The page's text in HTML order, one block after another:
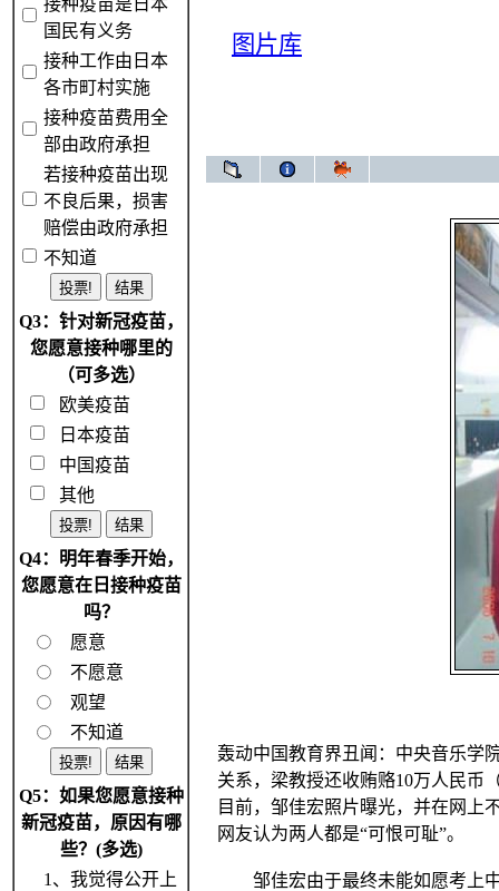
接种疫苗是日本
国民有义务
接种工作由日本
各市町村实施
接种疫苗费用全
部由政府承担
若接种疫苗出现
不良后果，损害
赔偿由政府承担
不知道
Q3：针对新冠疫苗，
您愿意接种哪里的
（可多选）
欧美疫苗
日本疫苗
中国疫苗
其他
Q4：明年春季开始，
您愿意在日接种疫苗
吗？
愿意
不愿意
观望
不知道
Q5：如果您愿意接种
新冠疫苗，原因有哪
些？(多选)
1、我觉得公开上
图片库
轰动中国教育界丑闻：中央音乐学
关系，梁教授还收贿赂10万人民币
目前，邹佳宏照片曝光，并在网上
网友认为两人都是“可恨可耻”。
邹佳宏由于最终未能如愿考上中